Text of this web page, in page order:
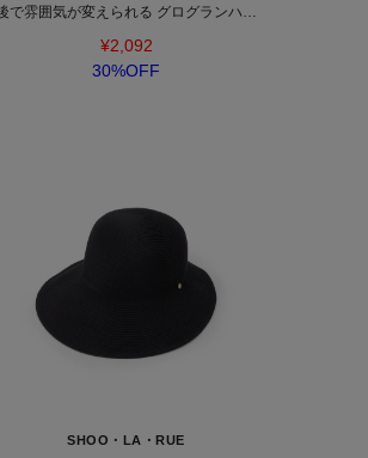
で雰囲気が変えられる グログランハッ
ト
¥2,092
30%OFF
SHOO・LA・RUE